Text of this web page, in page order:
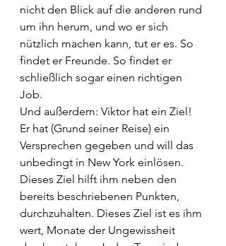
nicht den Blick auf die anderen rund
um ihn herum, und wo er sich
nützlich machen kann, tut er es. So
findet er Freunde. So findet er
schließlich sogar einen richtigen
Job.
Und außerdem: Viktor hat ein Ziel!
Er hat (Grund seiner Reise) ein
Versprechen gegeben und will das
unbedingt in New York einlösen.
Dieses Ziel hilft ihm neben den
bereits beschriebenen Punkten,
durchzuhalten. Dieses Ziel ist es ihm
wert, Monate der Ungewissheit